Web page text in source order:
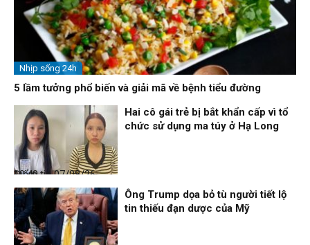
Nhịp sống 24h
5 lầm tưởng phổ biến và giải mã về bệnh tiểu đường
Điểm tin
07/08/26, 10:40
Hai cô gái trẻ bị bắt khẩn cấp vì tổ
chức sử dụng ma túy ở Hạ Long
Ông Trump dọa bỏ tù người tiết lộ
tin thiếu đạn dược của Mỹ